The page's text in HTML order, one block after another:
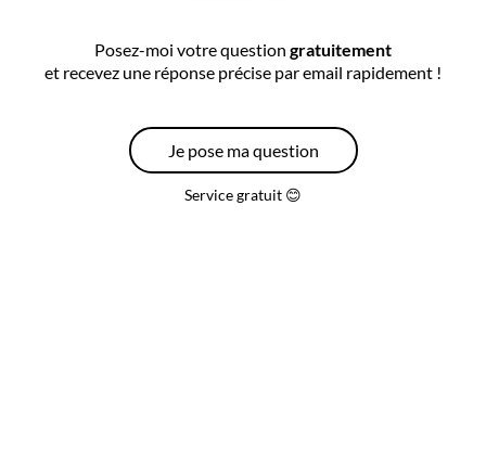
Posez-moi votre question gratuitement
et recevez une réponse précise par email rapidement !
Je pose ma question
Service gratuit 😊